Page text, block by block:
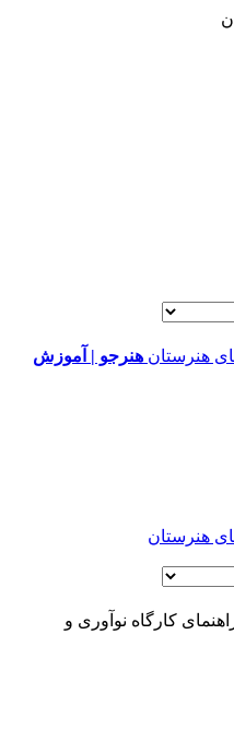
هنرجو | آموزش
کارگاه نوآوری و